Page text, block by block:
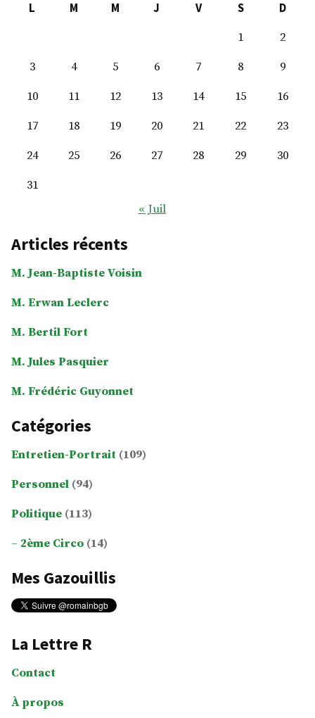
L
M M J V S
D
1
2
3
4 5 6 7 8
9
10
11 12 13 14 15
16
17
18 19 20 21 22
23
24
25 26 27 28 29
30
31
« Juil
Articles récents
M. Jean-Baptiste Voisin
M. Erwan Leclerc
M. Bertil Fort
M. Jules Pasquier
M. Frédéric Guyonnet
Catégories
Entretien-Portrait (109)
Personnel (94)
Politique (113)
2ème Circo (14)
Mes Gazouillis
La Lettre R
Contact
À propos